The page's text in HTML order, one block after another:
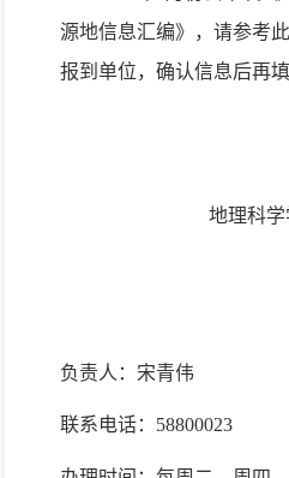
源地信息汇编》，请参考
报到单位，确认信息后再填
地理科
负责人：宋青伟
联系电话： 58800023